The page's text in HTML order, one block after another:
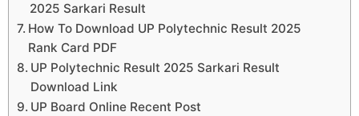
2025 Sarkari Result
How To Download UP Polytechnic Result 2025
Rank Card PDF
UP Polytechnic Result 2025 Sarkari Result
Download Link
UP Board Online Recent Post